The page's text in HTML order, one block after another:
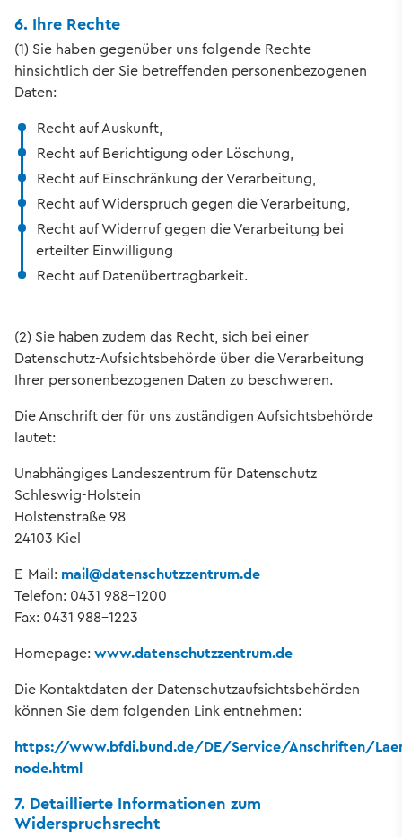
6. Ihre Rechte
(1) Sie haben gegenüber uns folgende Rechte
hinsichtlich der Sie betreffenden personenbezogenen
Daten:
Recht auf Auskunft,
Recht auf Berichtigung oder Löschung,
Recht auf Einschränkung der Verarbeitung,
Recht auf Widerspruch gegen die Verarbeitung,
Recht auf Widerruf gegen die Verarbeitung bei
erteilter Einwilligung
Recht auf Datenübertragbarkeit.
(2) Sie haben zudem das Recht, sich bei einer
Datenschutz-Aufsichtsbehörde über die Verarbeitung
Ihrer personenbezogenen Daten zu beschweren.
Die Anschrift der für uns zuständigen Aufsichtsbehörde
lautet:
Unabhängiges Landeszentrum für Datenschutz
Schleswig-Holstein
Holstenstraße 98
24103 Kiel
E-Mail: mail@datenschutzzentrum.de
Telefon: 0431 988-1200
Fax: 0431 988-1223
Homepage: www.datenschutzzentrum.de
Die Kontaktdaten der Datenschutzaufsichtsbehörden
können Sie dem folgenden Link entnehmen:
https://www.bfdi.bund.de/DE/Service/Anschriften/
node.html
7. Detaillierte Informationen zum
Widerspruchsrecht